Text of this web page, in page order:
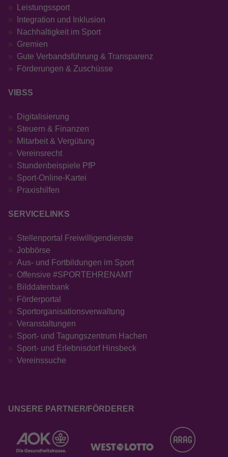
Leistungssport
Integration und Inklusion
Nachhaltigkeit im Sport
Gremien
Gute Verbandsführung & Transparenz
Förderungen & Zuschüsse
VIBSS
Digitalisierung
Steuern & Finanzen
Mitarbeit & Vergütung
Vereinsrecht
Stundenbeispiele PfP
Sport-Online-Kartei
Praxishilfen
SERVICELINKS
Stellenportal Freiwilligendienste
Jobbörse
Aus- und Fortbildungen im Sport
Offensive #SPORTEHRENAMT
Bilddatenbank
Förderportal
Sportorganisationsverwaltung
Veranstaltungen
Sport- und Tagungszentrum Hachen
Sport- und Erlebnisdorf Hinsbeck
Vereinssuche
UNSERE PARTNER/FÖRDERER
Anbieter Google LLC
13 Monate
Zweck
Wird verwendet, um den Sitzungsstatus zu
erhalten.